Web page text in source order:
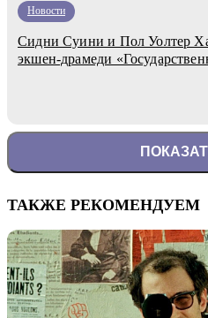
Новости
Сидни Суини и Пол Уолтер
экшен-драмеди
ТАКЖЕ РЕКОМЕНДУЕМ